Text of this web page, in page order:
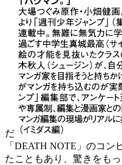
だ
「DEATH NOTE」のコ
たこともあり、驚きをも